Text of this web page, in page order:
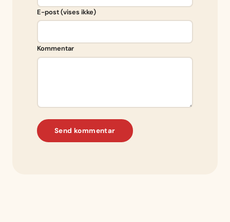
Kommentar
E-post (vises ikke)
Send kommentar